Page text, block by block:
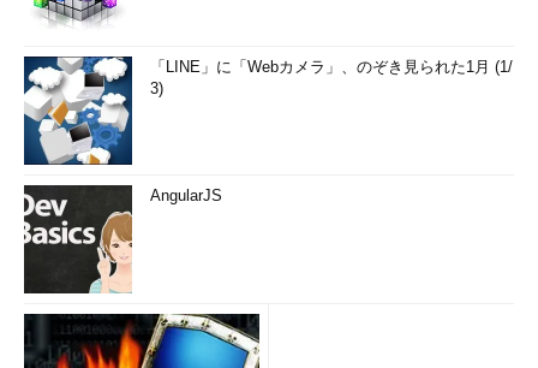
「LINE」に「Webカメラ」、のぞき見られた1月 (1/
3)
AngularJS